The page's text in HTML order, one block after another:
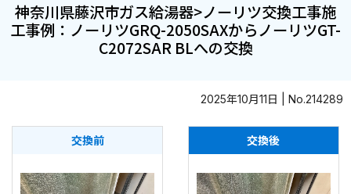
神奈川県藤沢市ガス給湯器>ノーリツ交換工事施
工事例：ノーリツGRQ-2050SAXからノーリツGT-
C2072SAR BLへの交換
2025年10月11日 | No.214289
交換前 交換後